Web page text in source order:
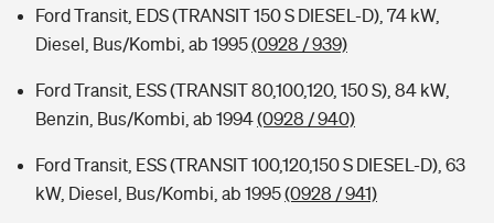
Ford Transit, EDS (TRANSIT 150 S DIESEL-D), 74 kW,
Diesel, Bus/Kombi, ab 1995(0928 / 939)
Ford Transit, ESS (TRANSIT 80,100,120, 150 S), 84 kW,
Benzin, Bus/Kombi, ab 1994(0928 / 940)
Ford Transit, ESS (TRANSIT 100,120,150 S DIESEL-D), 63
kW, Diesel, Bus/Kombi, ab 1995(0928 / 941)